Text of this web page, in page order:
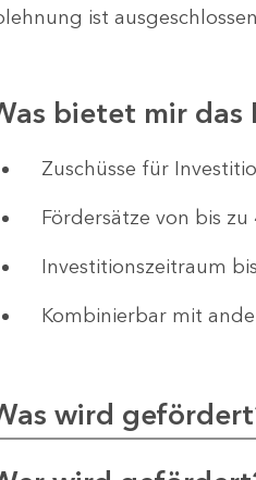
ist
bietet mir das
​​​​​​Zuschüsse für
Fördersätze von bis zu
Investitionszeitraum
Kombinierbar mit
wird